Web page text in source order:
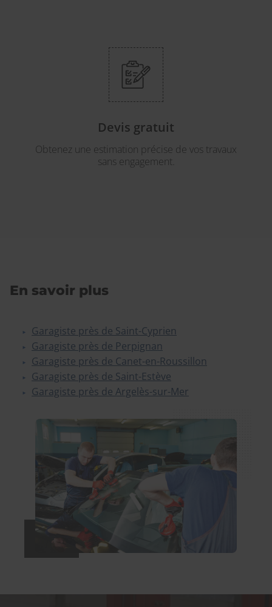
Devis gratuit
Obtenez une estimation précise de vos travaux
sans engagement.
En savoir plus
Garagiste près de Saint-Cyprien
Garagiste près de Perpignan
Garagiste près de Canet-en-Roussillon
Garagiste près de Saint-Estève
Garagiste près de Argelès-sur-Mer